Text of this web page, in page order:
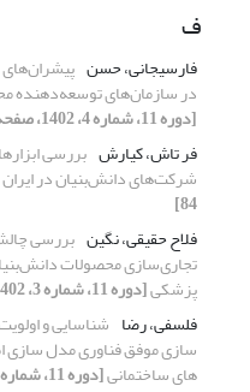
ف
فارسیجانی، حسن
در سازمان‌های توسعه‌دهنده
[دوره 11، شماره 4، 1402، صفحه 175-210]
فر تاش، کیارش بررسی
شرکت‌های دانش‌بنیان در ایران
84]
فلاح حقیقی، نگین بررسی
تجاری‌سازی محصولات
پزشکی[دوره 11، شماره 3، 1402، صفحه 78-110]
فلسفی، رضا شناسایی و
های ساختمانی[دوره 11، شماره 2، 1402، صفحه 93-132]